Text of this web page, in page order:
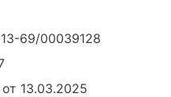
69/00039128
13.03.2025